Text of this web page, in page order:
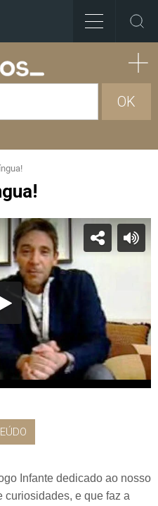
OK
Infante dedicado ao nosso
curiosidades, e que faz a